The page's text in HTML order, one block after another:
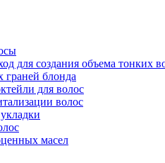
для создания объема тонких
блонда
для волос
волос
масел